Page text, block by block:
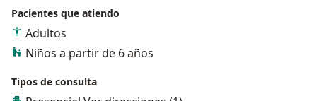
de sustancias como vitaminas o minerales para
fortalecer la inmunidad del paciente previo a una
quimioterapia o cirugía o prevención de
Pacientes que atiendo
Adultos
Niños a partir de 6 años
Tipos de consulta